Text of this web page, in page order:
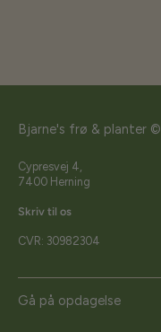
Bjarne's frø & planter ©
Cypresvej 4,
7400 Herning
Skriv til os
CVR: 30982304
Gå på opdagelse